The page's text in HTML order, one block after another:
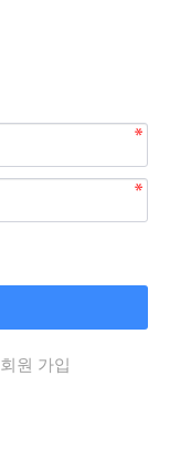
회원 가입